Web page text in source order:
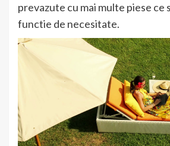
prevazute cu mai multe piese ce
functie de necesitate.